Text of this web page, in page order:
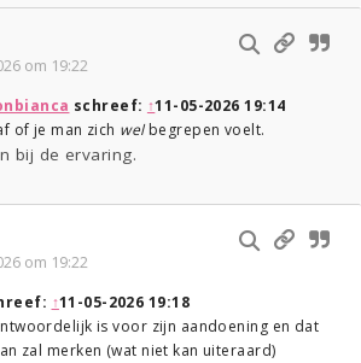
om 19:22
schreef: ↑11-05-2026 19:14
of je man zich welbegrepen voelt.
bij de ervaring.
om 19:22
↑11-05-2026 19:18
is voor zijn aandoening en dat
zal merken (wat niet kan uiteraard)